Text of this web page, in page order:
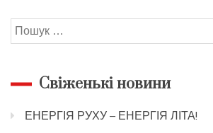
Пошук:
Свіженькі новини
ЕНЕРГІЯ РУХУ – ЕНЕРГІЯ ЛІТА!